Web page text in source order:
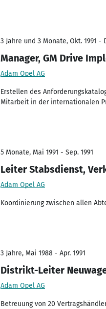
3 Jahre und 3 Monate, Okt. 1991 -
Manager, GM Drive
Adam Opel AG
Erstellen des
Mitarbeit in der internationalen
5 Monate, Mai 1991 - Sep. 1991
Leiter Stabsdienst,
Adam Opel AG
Koordinierung zwischen allen
3 Jahre, Mai 1988 - Apr. 1991
Distrikt-Leiter
Adam Opel AG
Betreuung von 20